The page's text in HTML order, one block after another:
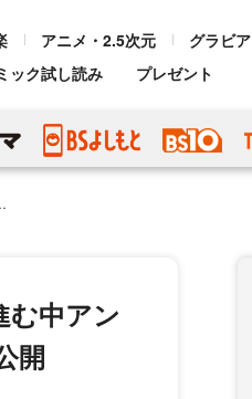
アニメ・2.5次元 グラビア
ック試し読み プレゼント
む中アン
開